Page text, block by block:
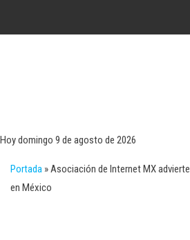
Hoy domingo 9 de agosto de 2026
Portada »Asociación de Internet MX
en México